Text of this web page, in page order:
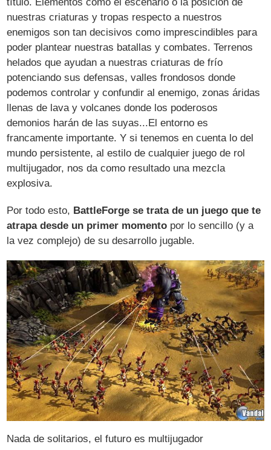
nuestras criaturas y tropas respecto a nuestros
enemigos son tan decisivos como imprescindibles para
poder plantear nuestras batallas y combates. Terrenos
helados que ayudan a nuestras criaturas de frío
potenciando sus defensas, valles frondosos donde
podemos controlar y confundir al enemigo, zonas áridas
llenas de lava y volcanes donde los poderosos
demonios harán de las suyas...El entorno es
francamente importante. Y si tenemos en cuenta lo del
mundo persistente, al estilo de cualquier juego de rol
multijugador, nos da como resultado una mezcla
explosiva.
Por todo esto, BattleForge se trata de un juego que te
atrapa desde un primer momento por lo sencillo (y a
la vez complejo) de su desarrollo jugable.
Nada de solitarios, el futuro es multijugador